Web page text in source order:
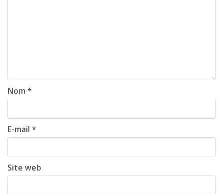
i
o
n
Nom *
E-mail *
Site web